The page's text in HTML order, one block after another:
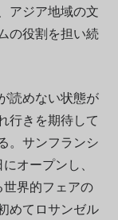
アジア地域の文
の役割を担い続
読めない状態が
行きを期待して
。サンフランシ
オープンし、
界的フェアの
めてロサンゼル